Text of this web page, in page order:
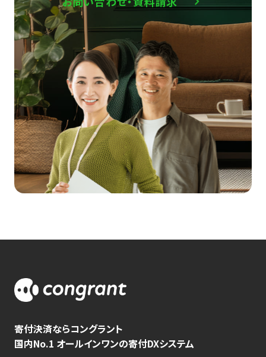
寄付決済ならコングラント
国内No.1 オールインワンの寄付DXシステム